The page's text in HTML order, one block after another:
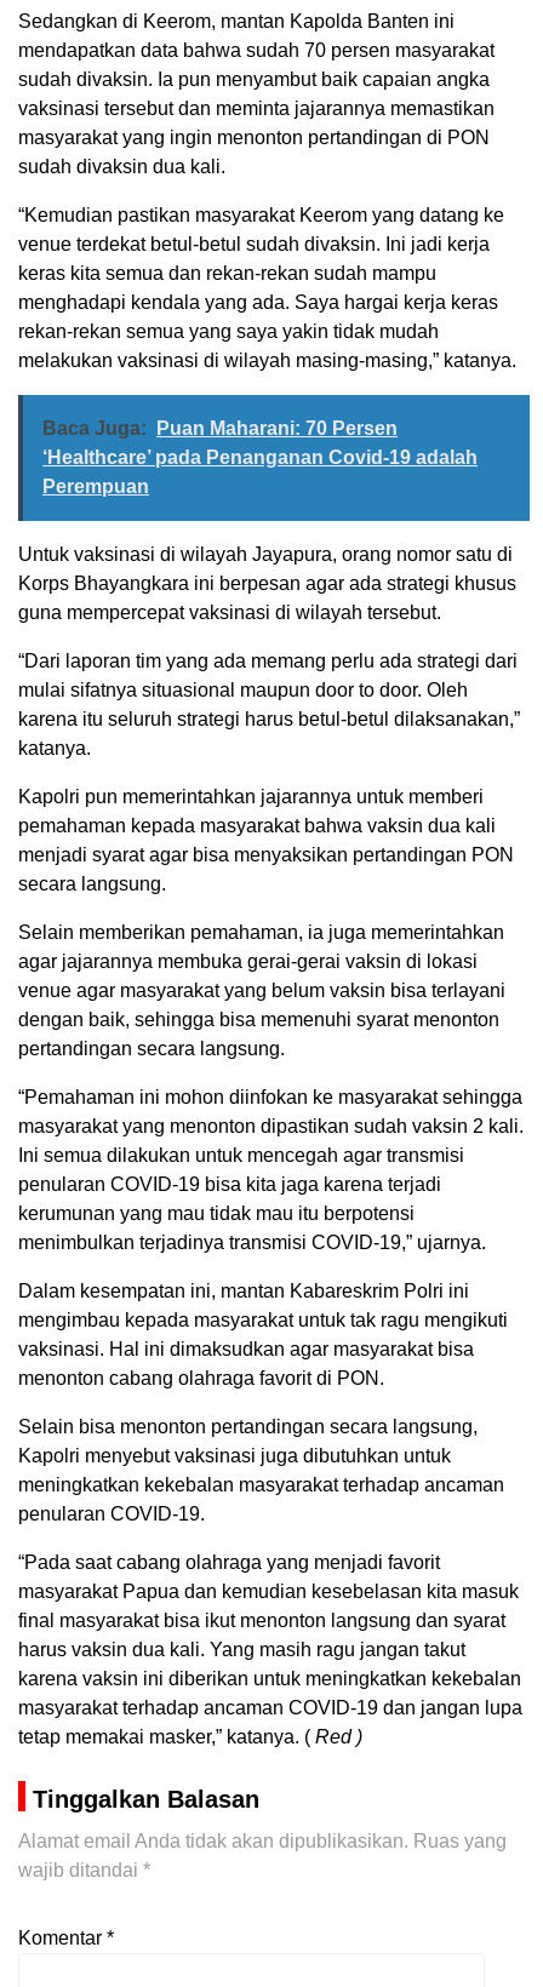
Sedangkan di Keerom, mantan Kapolda Banten ini
mendapatkan data bahwa sudah 70 persen masyarakat
sudah divaksin. Ia pun menyambut baik capaian angka
vaksinasi tersebut dan meminta jajarannya memastikan
masyarakat yang ingin menonton pertandingan di PON
sudah divaksin dua kali.
“Kemudian pastikan masyarakat Keerom yang datang ke
venue terdekat betul-betul sudah divaksin. Ini jadi kerja
keras kita semua dan rekan-rekan sudah mampu
menghadapi kendala yang ada. Saya hargai kerja keras
rekan-rekan semua yang saya yakin tidak mudah
melakukan vaksinasi di wilayah masing-masing,” katanya.
Baca Juga:
Puan Maharani: 70 Persen
‘Healthcare’ pada Penanganan Covid-19 adalah
Perempuan
Untuk vaksinasi di wilayah Jayapura, orang nomor satu di
Korps Bhayangkara ini berpesan agar ada strategi khusus
guna mempercepat vaksinasi di wilayah tersebut.
“Dari laporan tim yang ada memang perlu ada strategi dari
mulai sifatnya situasional maupun door to door. Oleh
karena itu seluruh strategi harus betul-betul dilaksanakan,”
katanya.
Kapolri pun memerintahkan jajarannya untuk memberi
pemahaman kepada masyarakat bahwa vaksin dua kali
menjadi syarat agar bisa menyaksikan pertandingan PON
secara langsung.
Selain memberikan pemahaman, ia juga memerintahkan
agar jajarannya membuka gerai-gerai vaksin di lokasi
venue agar masyarakat yang belum vaksin bisa terlayani
dengan baik, sehingga bisa memenuhi syarat menonton
pertandingan secara langsung.
“Pemahaman ini mohon diinfokan ke masyarakat sehingga
masyarakat yang menonton dipastikan sudah vaksin 2 kali.
Ini semua dilakukan untuk mencegah agar transmisi
penularan COVID-19 bisa kita jaga karena terjadi
kerumunan yang mau tidak mau itu berpotensi
menimbulkan terjadinya transmisi COVID-19,” ujarnya.
Dalam kesempatan ini, mantan Kabareskrim Polri ini
mengimbau kepada masyarakat untuk tak ragu mengikuti
vaksinasi. Hal ini dimaksudkan agar masyarakat bisa
menonton cabang olahraga favorit di PON.
Selain bisa menonton pertandingan secara langsung,
Kapolri menyebut vaksinasi juga dibutuhkan untuk
meningkatkan kekebalan masyarakat terhadap ancaman
penularan COVID-19.
“Pada saat cabang olahraga yang menjadi favorit
masyarakat Papua dan kemudian kesebelasan kita masuk
final masyarakat bisa ikut menonton langsung dan syarat
harus vaksin dua kali. Yang masih ragu jangan takut
karena vaksin ini diberikan untuk meningkatkan kekebalan
masyarakat terhadap ancaman COVID-19 dan jangan lupa
tetap memakai masker,” katanya. ( Red )
Tinggalkan Balasan
Alamat email Anda tidak akan dipublikasikan. Ruas yang
wajib ditandai *
Komentar *